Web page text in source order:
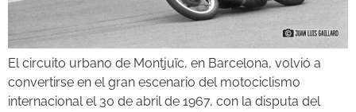
El circuito urbano de Montjuïc, en Barcelona, volvió a
convertirse en el gran escenario del motociclismo
internacional el 30 de abril de 1967, con la disputa del